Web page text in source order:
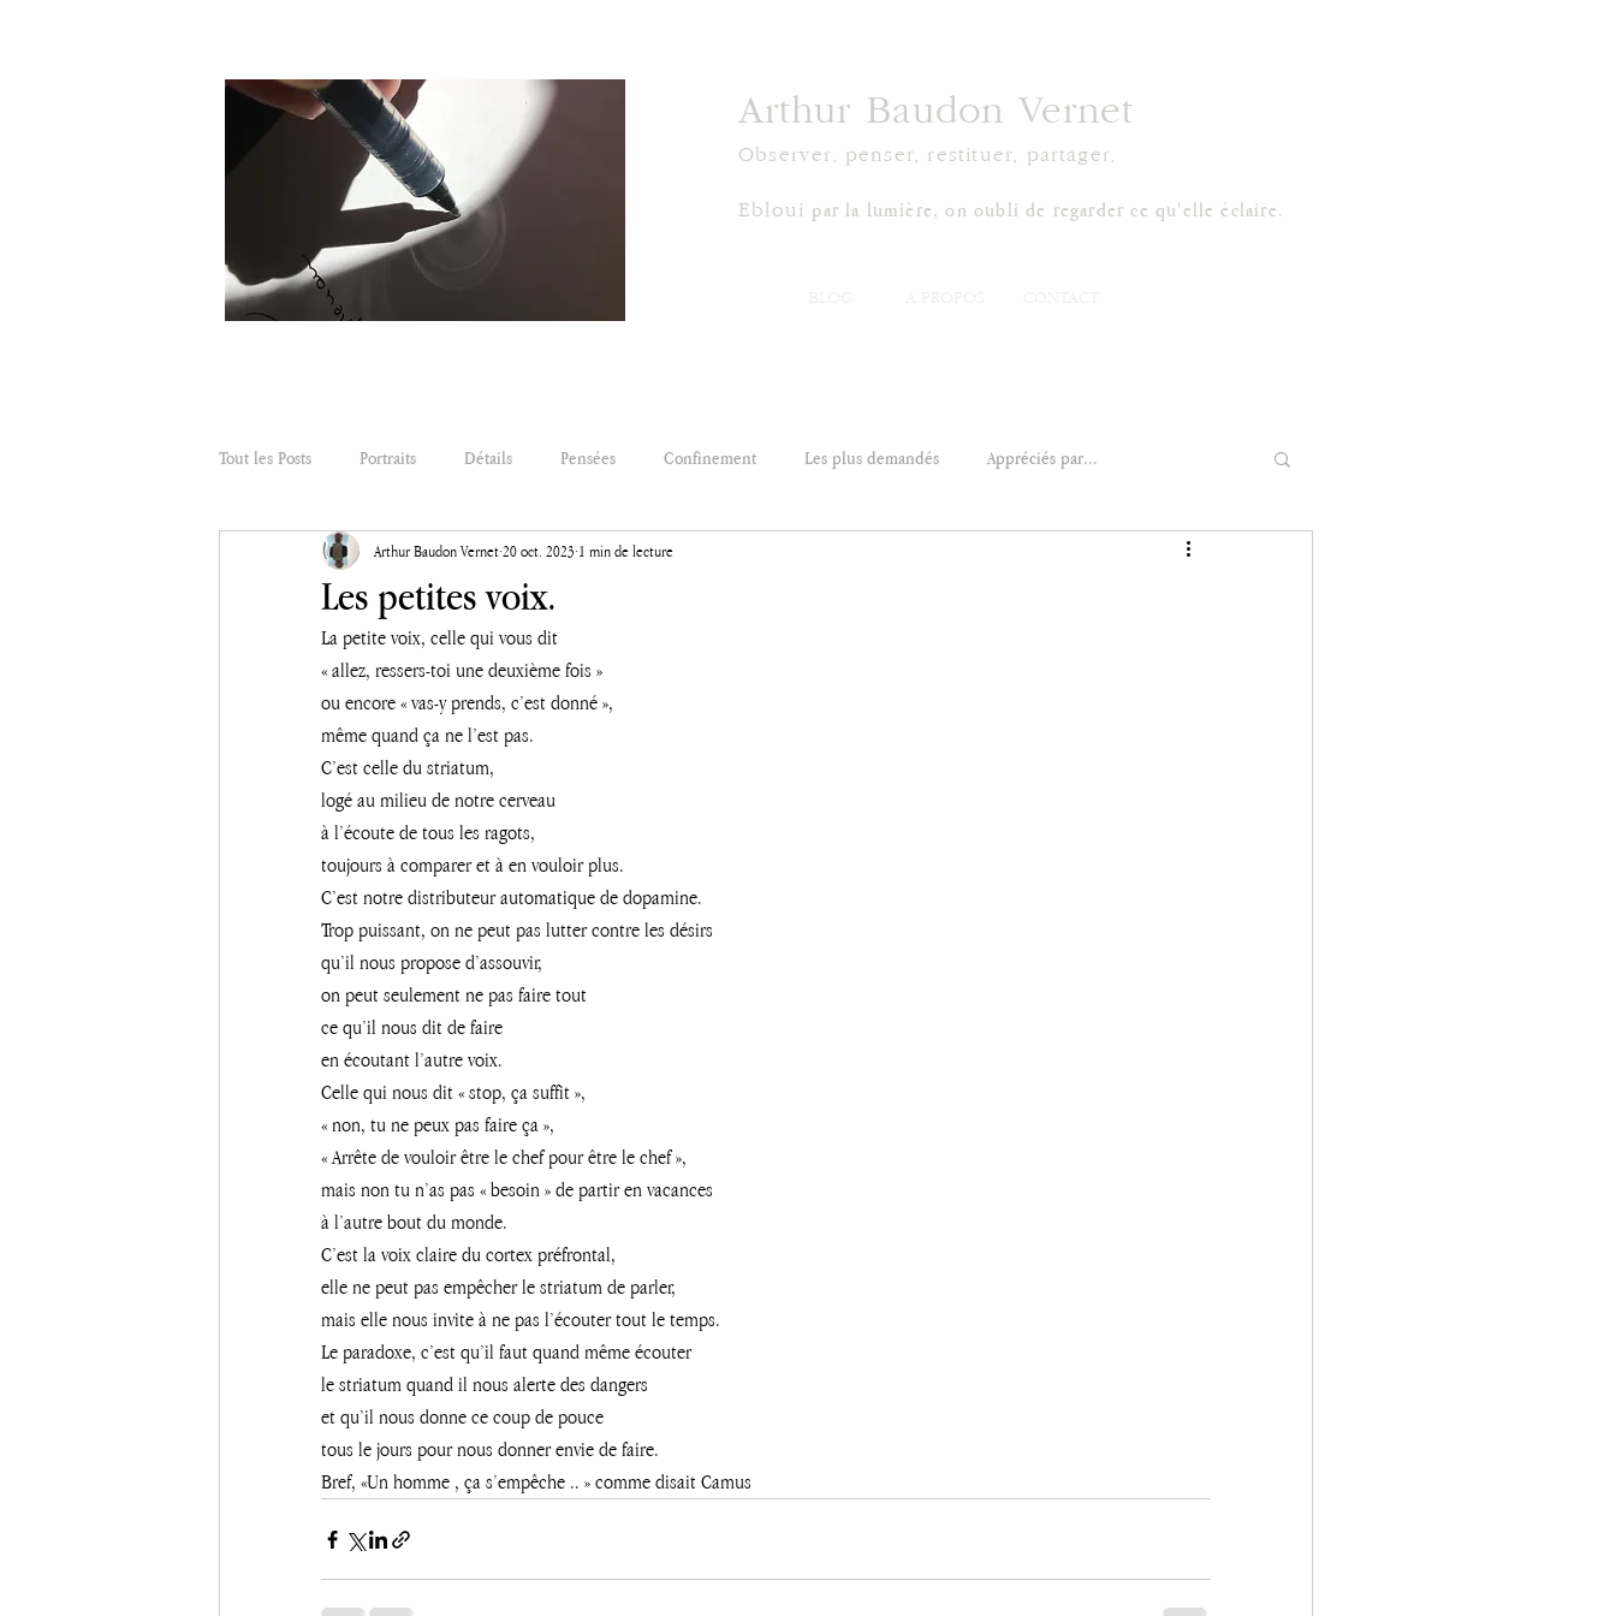
Arthur Baudon Vernet
Observer, penser, restituer, partager.
Ebloui par la lumière, on oubli de regarder ce qu'elle éclaire.
Tout les Posts Portraits Détails Pensées Confinement Les plus demandés Appréciés par...
Les petites voix.
Arthur Baudon Vernet20 oct. 2023 1 min de lecture
La petite voix, celle qui vous dit
« allez, ressers-toi une deuxième fois »
ou encore « vas-y prends, c’est donné »,
même quand ça ne l’est pas.
C’est celle du striatum,
logé au milieu de notre cerveau
à l’écoute de tous les ragots,
toujours à comparer et à en vouloir plus.
C’est notre distributeur automatique de dopamine.
Trop puissant, on ne peut pas lutter contre les désirs
qu’il nous propose d’assouvir,
on peut seulement ne pas faire tout
ce qu’il nous dit de faire
en écoutant l’autre voix.
Celle qui nous dit « stop, ça suffit »,
« non, tu ne peux pas faire ça »,
« Arrête de vouloir être le chef pour être le chef »,
mais non tu n’as pas « besoin » de partir en vacances
à l’autre bout du monde.
C’est la voix claire du cortex préfrontal,
elle ne peut pas empêcher le striatum de parler,
mais elle nous invite à ne pas l’écouter tout le temps.
Le paradoxe, c’est qu’il faut quand même écouter
le striatum quand il nous alerte des dangers
et qu’il nous donne ce coup de pouce
tous le jours pour nous donner envie de faire.
Bref, «Un homme , ça s’empêche .. » comme disait Camus